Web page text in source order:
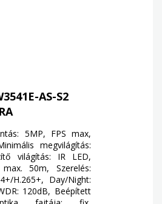
AS-S2
5MP, FPS max,
megvilágítás:
világítás: IR LED,
50m, Szerelés:
H.265+, Day/Night:
120dB, Beépített